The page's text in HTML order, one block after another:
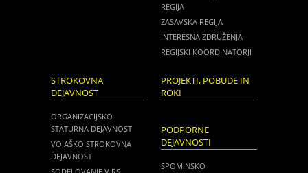
REGIJA
ZASAVSKA REGIJA
INTERESNA ZDRUŽENJA
REGIJSKI KOORDINATORJI
STROKOVNA
DEJAVNOST
ORGANIZACIJSKO
STATURNA DEJAVNOST
VOJAŠKO STROKOVNA
DEJAVNOST
PROJEKTI, POBUDE IN
ROKI
PODPORNE
DEJAVNOSTI
SPOMINSKO